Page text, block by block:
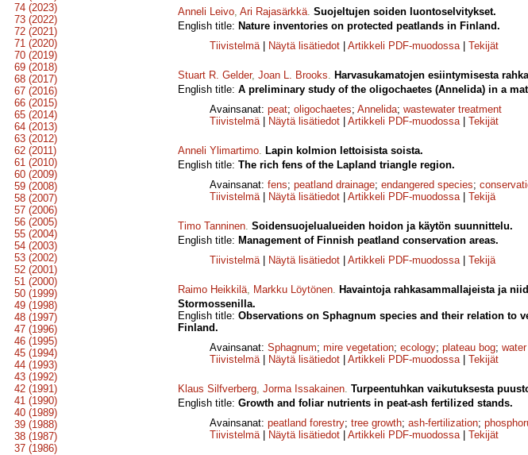
74 (2023)
73 (2022)
72 (2021)
71 (2020)
70 (2019)
69 (2018)
68 (2017)
67 (2016)
66 (2015)
65 (2014)
64 (2013)
63 (2012)
62 (2011)
61 (2010)
60 (2009)
59 (2008)
58 (2007)
57 (2006)
56 (2005)
55 (2004)
54 (2003)
53 (2002)
52 (2001)
51 (2000)
50 (1999)
49 (1998)
48 (1997)
47 (1996)
46 (1995)
45 (1994)
44 (1993)
43 (1992)
42 (1991)
41 (1990)
40 (1989)
39 (1988)
38 (1987)
37 (1986)
Anneli Leivo, Ari Rajasärkkä. Suojeltujen soiden luontoselvitykset.
English title: Nature inven­tories on protected peatlands in Finland.
Tiivistelmä| Näytä lisätiedot Artikkeli PDF-muodossa| Tekijät
Stuart R. Gelder, Joan L. Brooks. Harvasukamatojen esiintymisesta
English title: A preliminary study of the oligochaetes (Annelida) in a
Avainsanat: peat; oligochaetes; Annelida; wastewater treatment
Tiivistelmä| Näytä lisätiedot Artikkeli PDF-muodossa| Tekijät
Anneli Ylimartimo. Lapin kolmion lettoisista soista.
English title: The rich fens of the Lapland triangle region.
Avainsanat: fens; peatland drainage; endangered species;
Tiivistelmä| Näytä lisätiedot Artikkeli PDF-muodossa| Tekijä
Timo Tanninen. Soidensuojelualueiden hoidon ja käytön suunnittelu.
English title: Management of Finnish peatland conservation areas.
Tiivistelmä| Näytä lisätiedot Artikkeli PDF-muodossa| Tekijä
Raimo Heikkilä, Markku Löytönen. Havaintoja rahkasammallajeista ja
Stormossenilla.
English title: Observations on Sphagnum species and their rela­tion to
Finland.
Avainsanat: Sphagnum; mire vegetation; ecology; plateau bog;
Tiivistelmä| Näytä lisätiedot Artikkeli PDF-muodossa| Tekijät
Klaus Silfverberg, Jorma Issakainen. Turpeentuhkan vaikutuksesta
English title: Growth and foliar nutrients in peat-ash fertilized stands.
Avainsanat: peatland forestry; tree growth; ash-fertilization;
Tiivistelmä| Näytä lisätiedot Artikkeli PDF-muodossa| Tekijät